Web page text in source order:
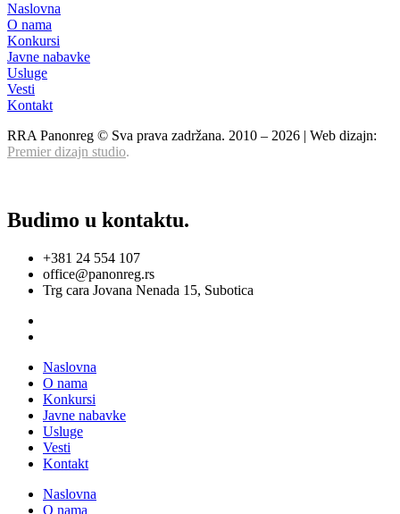
Naslovna
O nama
Konkursi
Javne nabavke
Usluge
Vesti
Kontakt
RRA Panonreg © Sva prava zadržana. 2010 – 2026 | Web dizajn:
Premier dizajn studio.
Budimo u kontaktu.
+381 24 554 107
office@panonreg.rs
Trg cara Jovana Nenada 15, Subotica
Naslovna
O nama
Konkursi
Javne nabavke
Usluge
Vesti
Kontakt
Naslovna
O nama